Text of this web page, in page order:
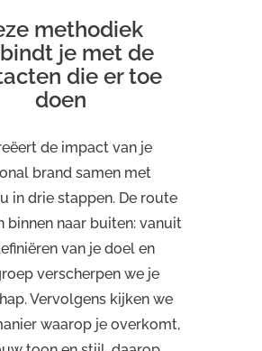
methodiek
je met de
die er toe
doen
de impact van je
brand samen met
in drie stappen. De route
binnen naar buiten: vanuit
van je doel en
verscherpen we je
Vervolgens kijken we
waarop je overkomt,